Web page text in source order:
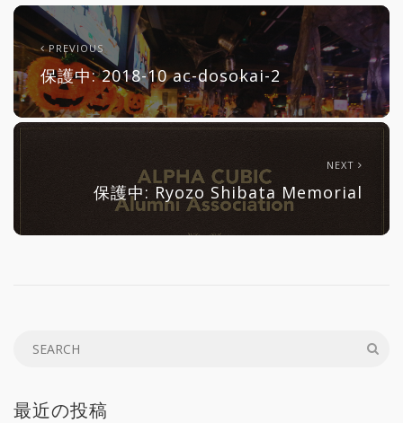
PREVIOUS
保護中: 2018-10 ac-dosokai-2
NEXT
保護中: Ryozo Shibata Memorial
最近の投稿